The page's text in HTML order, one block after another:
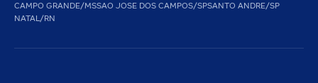
CAMPO GRANDE/MSSAO JOSE DOS CAMPOS/SPSANTO ANDRE/SP
NATAL/RN